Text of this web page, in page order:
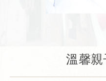
溫馨親